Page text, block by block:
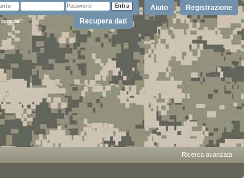
Registrazione
Aiuto
Recupera dati
Ricerca avanzata